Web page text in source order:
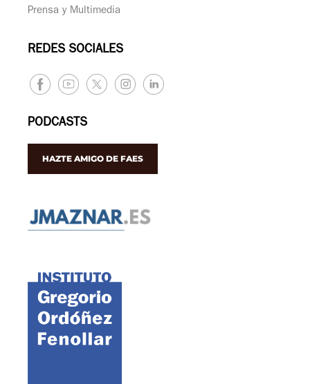
Prensa y Multimedia
REDES SOCIALES
PODCASTS
HAZTE AMIGO DE FAES